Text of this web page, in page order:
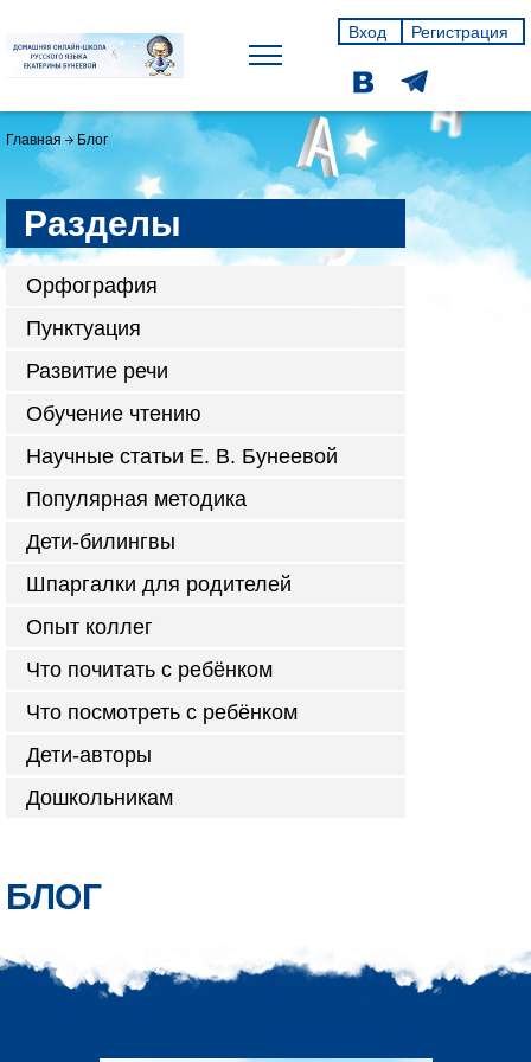
Вход Регистрация
Главная Блог
БЛОГ
Разделы
Орфография
Пунктуация
Развитие речи
Обучение чтению
Научные статьи Е. В. Бунеевой
Популярная методика
Дети-билингвы
Шпаргалки для родителей
Опыт коллег
Что почитать с ребёнком
Что посмотреть с ребёнком
Дети-авторы
Дошкольникам